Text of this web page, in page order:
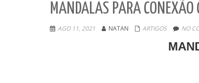
MANDALAS PARA
AGO 11, 2021 NATAN ARTIGOS NO